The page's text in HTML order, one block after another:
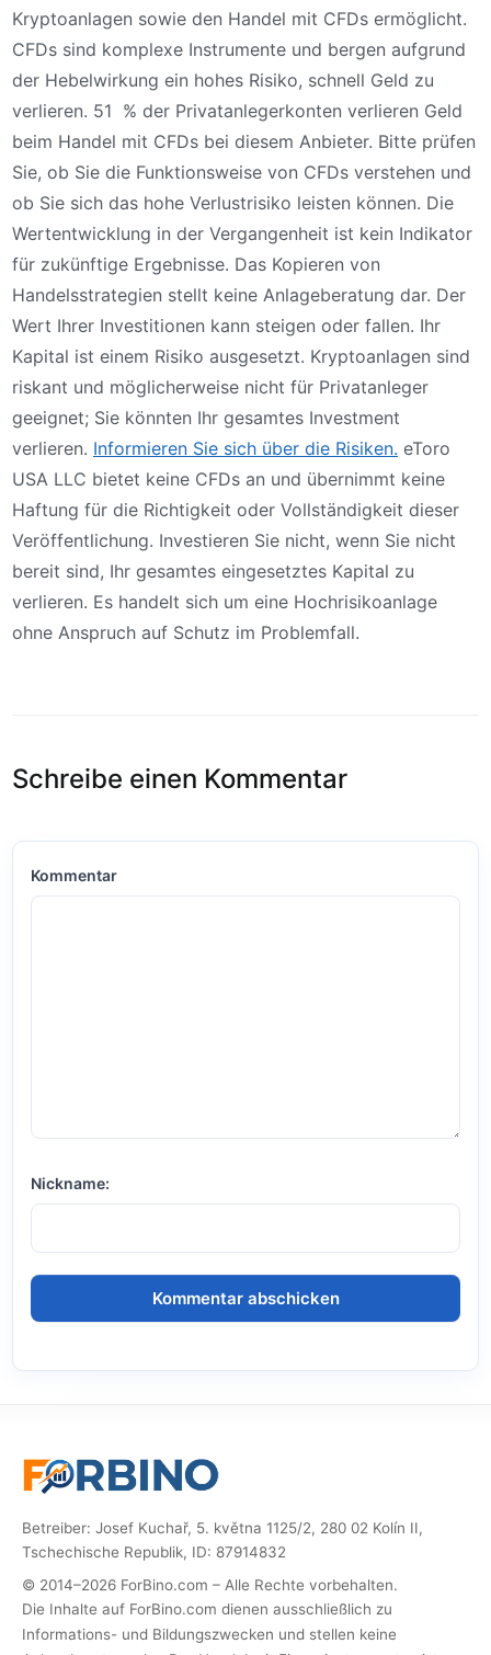
Kryptoanlagen sowie den Handel mit CFDs ermöglicht.
CFDs sind komplexe Instrumente und bergen aufgrund
der Hebelwirkung ein hohes Risiko, schnell Geld zu
verlieren. 51 % der Privatanlegerkonten verlieren Geld
beim Handel mit CFDs bei diesem Anbieter. Bitte prüfen
Sie, ob Sie die Funktionsweise von CFDs verstehen und
ob Sie sich das hohe Verlustrisiko leisten können. Die
Wertentwicklung in der Vergangenheit ist kein Indikator
für zukünftige Ergebnisse. Das Kopieren von
Handelsstrategien stellt keine Anlageberatung dar. Der
Wert Ihrer Investitionen kann steigen oder fallen. Ihr
Kapital ist einem Risiko ausgesetzt. Kryptoanlagen sind
riskant und möglicherweise nicht für Privatanleger
geeignet; Sie könnten Ihr gesamtes Investment
verlieren. Informieren Sie sich über die Risiken. eToro
USA LLC bietet keine CFDs an und übernimmt keine
Haftung für die Richtigkeit oder Vollständigkeit dieser
Veröffentlichung. Investieren Sie nicht, wenn Sie nicht
bereit sind, Ihr gesamtes eingesetztes Kapital zu
verlieren. Es handelt sich um eine Hochrisikoanlage
ohne Anspruch auf Schutz im Problemfall.
Schreibe einen Kommentar
Kommentar
Nickname:
Betreiber: Josef Kuchař, 5. května 1125/2, 280 02 Kolín II,
Tschechische Republik, ID: 87914832
© 2014–2026 ForBino.com – Alle Rechte vorbehalten.
Die Inhalte auf ForBino.com dienen ausschließlich zu
Informations- und Bildungszwecken und stellen keine